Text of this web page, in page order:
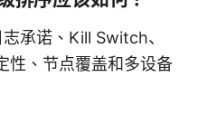
承诺、Kill Switch、
性、节点覆盖和多设备